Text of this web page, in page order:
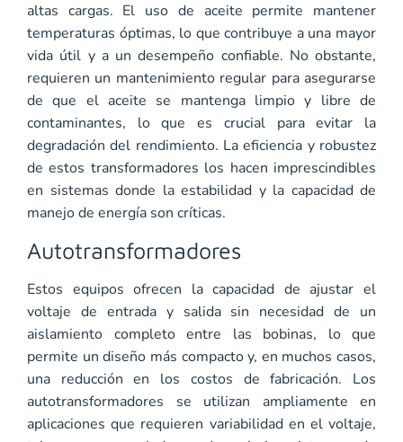
altas cargas. El uso de aceite permite mantener
temperaturas óptimas, lo que contribuye a una mayor
vida útil y a un desempeño confiable. No obstante,
requieren un mantenimiento regular para asegurarse
de que el aceite se mantenga limpio y libre de
contaminantes, lo que es crucial para evitar la
degradación del rendimiento. La eficiencia y robustez
de estos transformadores los hacen imprescindibles
en sistemas donde la estabilidad y la capacidad de
manejo de energía son críticas.
Autotransformadores
Estos equipos ofrecen la capacidad de ajustar el
voltaje de entrada y salida sin necesidad de un
aislamiento completo entre las bobinas, lo que
permite un diseño más compacto y, en muchos casos,
una reducción en los costos de fabricación. Los
autotransformadores se utilizan ampliamente en
aplicaciones que requieren variabilidad en el voltaje,